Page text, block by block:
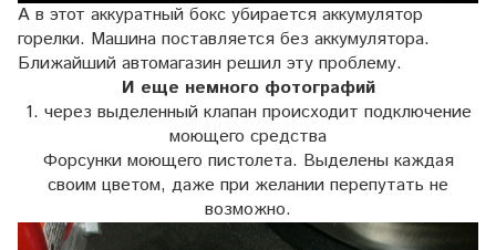
А в этот аккуратный бокс убирается аккумулятор
горелки. Машина поставляется без аккумулятора.
Ближайший автомагазин решил эту проблему.
И еще немного фотографий
1. через выделенный клапан происходит подключение
моющего средства
Форсунки моющего пистолета. Выделены каждая
своим цветом, даже при желании перепутать не
возможно.